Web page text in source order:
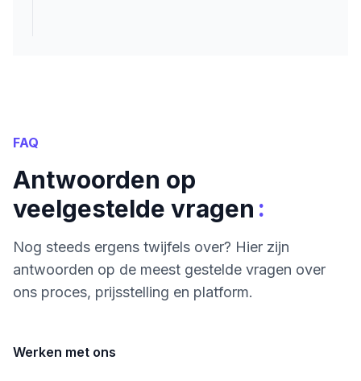
FAQ
Antwoorden op
veelgestelde vragen :
Nog steeds ergens twijfels over? Hier zijn
antwoorden op de meest gestelde vragen over
ons proces, prijsstelling en platform.
Werken met ons